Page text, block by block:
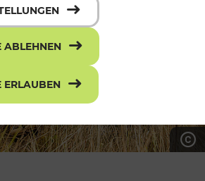
ABLEHNEN
ERLAUBEN